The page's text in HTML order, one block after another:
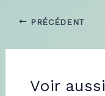
PRÉCÉDENT
Voir aussi